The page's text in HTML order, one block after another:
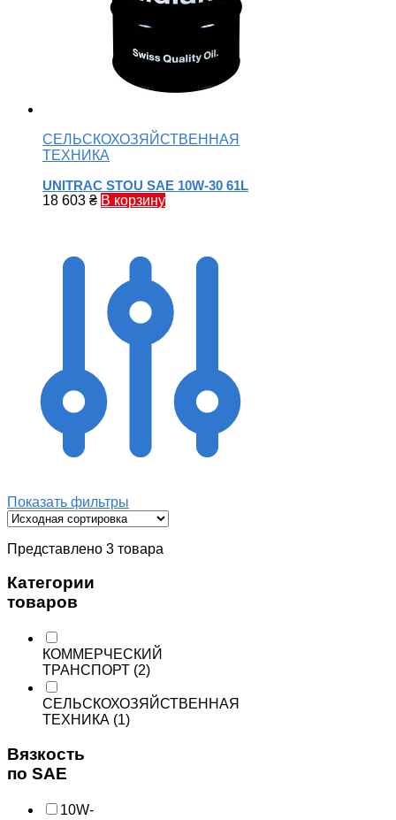
СЕЛЬСКОХОЗЯЙСТВЕННАЯ
ТЕХНИКА
UNITRAC STOU SAE 10W-30 61L
18 603 ₴ В корзину
Показать фильтры
Представлено 3 товара
Категории
товаров
КОММЕРЧЕСКИЙ
ТРАНСПОРТ (2)
СЕЛЬСКОХОЗЯЙСТВЕННАЯ
ТЕХНИКА (1)
Вязкость
по SAE
10W-